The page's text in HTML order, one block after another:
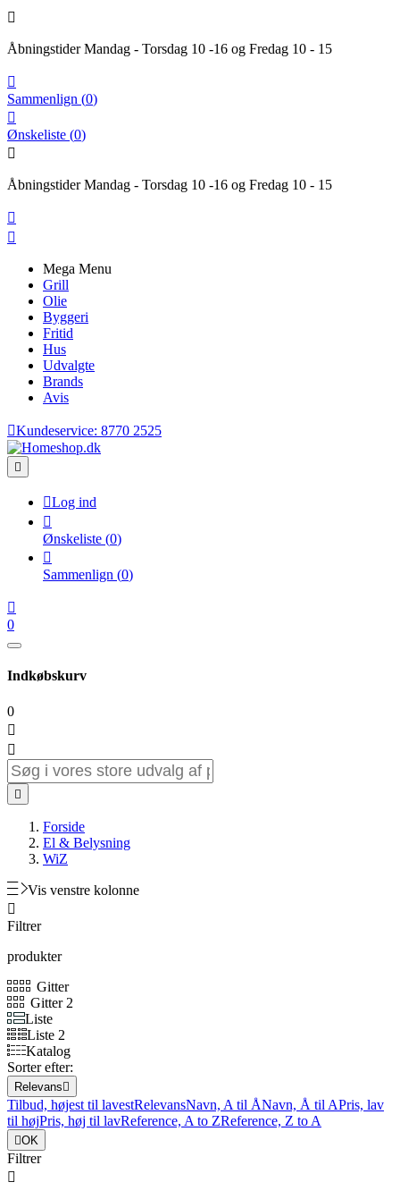

Åbningstider Mandag - Torsdag 10 -16 og Fredag 10 - 15

Sammenlign (0)

Ønskeliste (0)

Åbningstider Mandag - Torsdag 10 -16 og Fredag 10 - 15


Mega Menu
Grill
Olie
Byggeri
Fritid
Hus
Udvalgte
Brands
Avis
Kundeservice: 8770 2525

Log ind

Ønskeliste (0)

Sammenlign (0)

0
Indkøbskurv
0



Forside
El & Belysning
WiZ
Vis venstre kolonne

Filtrer
produkter
Gitter
Gitter 2
Liste
Liste 2
Katalog
Sorter efter:
Relevans
Tilbud, højest til lavestRelevansNavn, A til ÅNavn, Å til APris, lav
til højPris, høj til lavReference, A to ZReference, Z to A
OK
Filtrer
